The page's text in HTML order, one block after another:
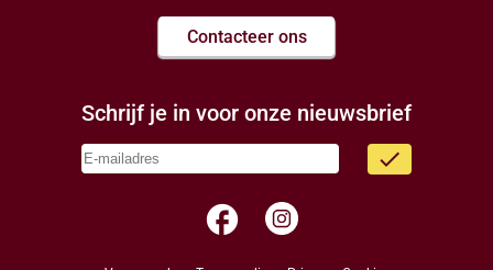
Contacteer ons
Schrijf je in voor onze nieuwsbrief
done
facebook